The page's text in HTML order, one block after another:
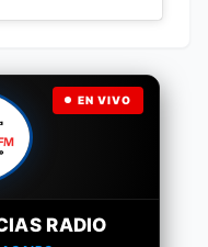
EN VIVO
RADIO